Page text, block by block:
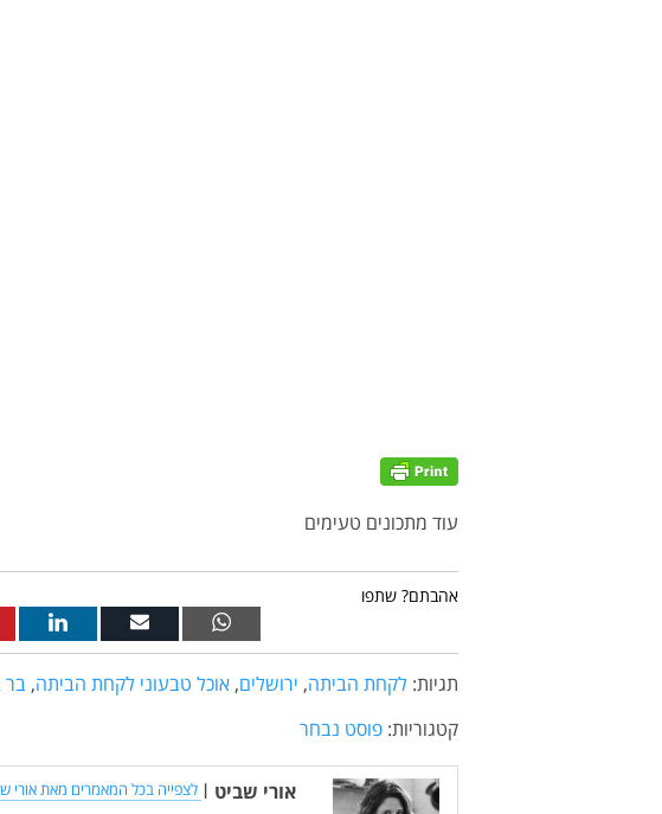
עוד מתכונים טעימים
אהבתם? שתפו
תגיות: לקחת הביתה, ירושלים, אוכל טבעוני לקחת הביתה,
קטגוריות: פוסט נבחר
אורי שביט | לצפייה בכל המאמרים מאת אורי